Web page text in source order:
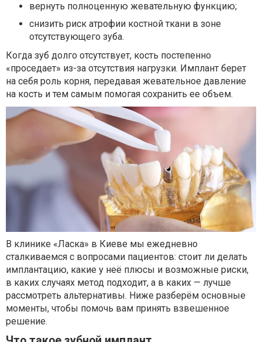
вернуть полноценную жевательную функцию;
снизить риск атрофии костной ткани в зоне
отсутствующего зуба.
Когда зуб долго отсутствует, кость постепенно
«проседает» из-за отсутствия нагрузки. Имплант берет
на себя роль корня, передавая жевательное давление
на кость и тем самым помогая сохранить ее объем.
В клинике «Ласка» в Киеве мы ежедневно
сталкиваемся с вопросами пациентов: стоит ли делать
имплантацию, какие у неё плюсы и возможные риски,
в каких случаях метод подходит, а в каких — лучше
рассмотреть альтернативы. Ниже разберём основные
моменты, чтобы помочь вам принять взвешенное
решение.